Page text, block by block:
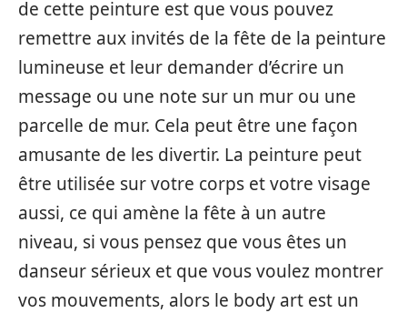
de cette peinture est que vous pouvez
remettre aux invités de la fête de la peinture
lumineuse et leur demander d’écrire un
message ou une note sur un mur ou une
parcelle de mur. Cela peut être une façon
amusante de les divertir. La peinture peut
être utilisée sur votre corps et votre visage
aussi, ce qui amène la fête à un autre
niveau, si vous pensez que vous êtes un
danseur sérieux et que vous voulez montrer
vos mouvements, alors le body art est un